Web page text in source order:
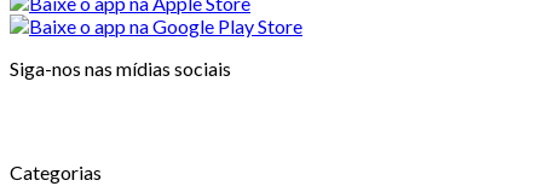
Siga-nos nas mídias sociais
Categorias